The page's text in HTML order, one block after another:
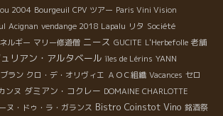
2004 Bourgeuil CPV ツアー Paris Vini Vision
Acignan vendange 2018 Lapalu リタ Société
ルギー マリー修道僧 ニース GUCITE L'Herbefolle 老舗
リアン・アルタベール îles de Lérins YANN
ラン クロ・デ・オリヴィエ ＡＯＣ組織 Vacances セロ
ンヌ ダミアン・コクレー DOMAINE CHARLOTTE
ヌ・ドゥ・ラ・ガランス Bistro Coinstot Vino 銘酒祭